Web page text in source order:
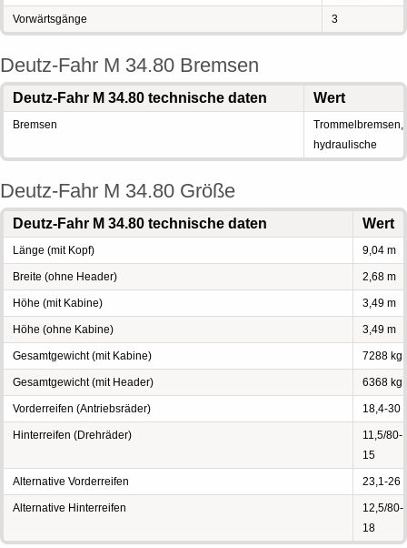
Vorwärtsgänge 3
Deutz-Fahr M 34.80 Bremsen
Deutz-Fahr M 34.80 technische daten Wert
Bremsen
Trommelbremsen,
hydraulische
Deutz-Fahr M 34.80 Größe
Deutz-Fahr M 34.80 technische daten Wert
Länge (mit Kopf) 9,04 m
Breite (ohne Header) 2,68 m
Höhe (mit Kabine) 3,49 m
Höhe (ohne Kabine) 3,49 m
Gesamtgewicht (mit Kabine) 7288 kg
Gesamtgewicht (mit Header) 6368 kg
Vorderreifen (Antriebsräder) 18,4-30
Hinterreifen (Drehräder)
11,5/80-
15
Alternative Vorderreifen 23,1-26
Alternative Hinterreifen
12,5/80-
18